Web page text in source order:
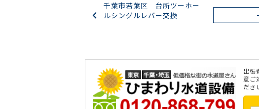
千葉市若葉区 台所ツーホー
ルシングルレバー交換
出張
意ご
ださ